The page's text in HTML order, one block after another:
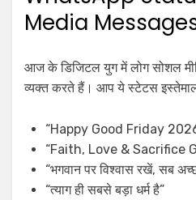
Media
आज के डिजिटल युग में लोग सोशल
व्यक्त करते हैं। आप ये स्टेटस
“Happy Good Friday
“Faith, Love & Sacrifice
“भगवान पर विश्वास रखें, सब
“त्याग ही सबसे बड़ा धर्म है”